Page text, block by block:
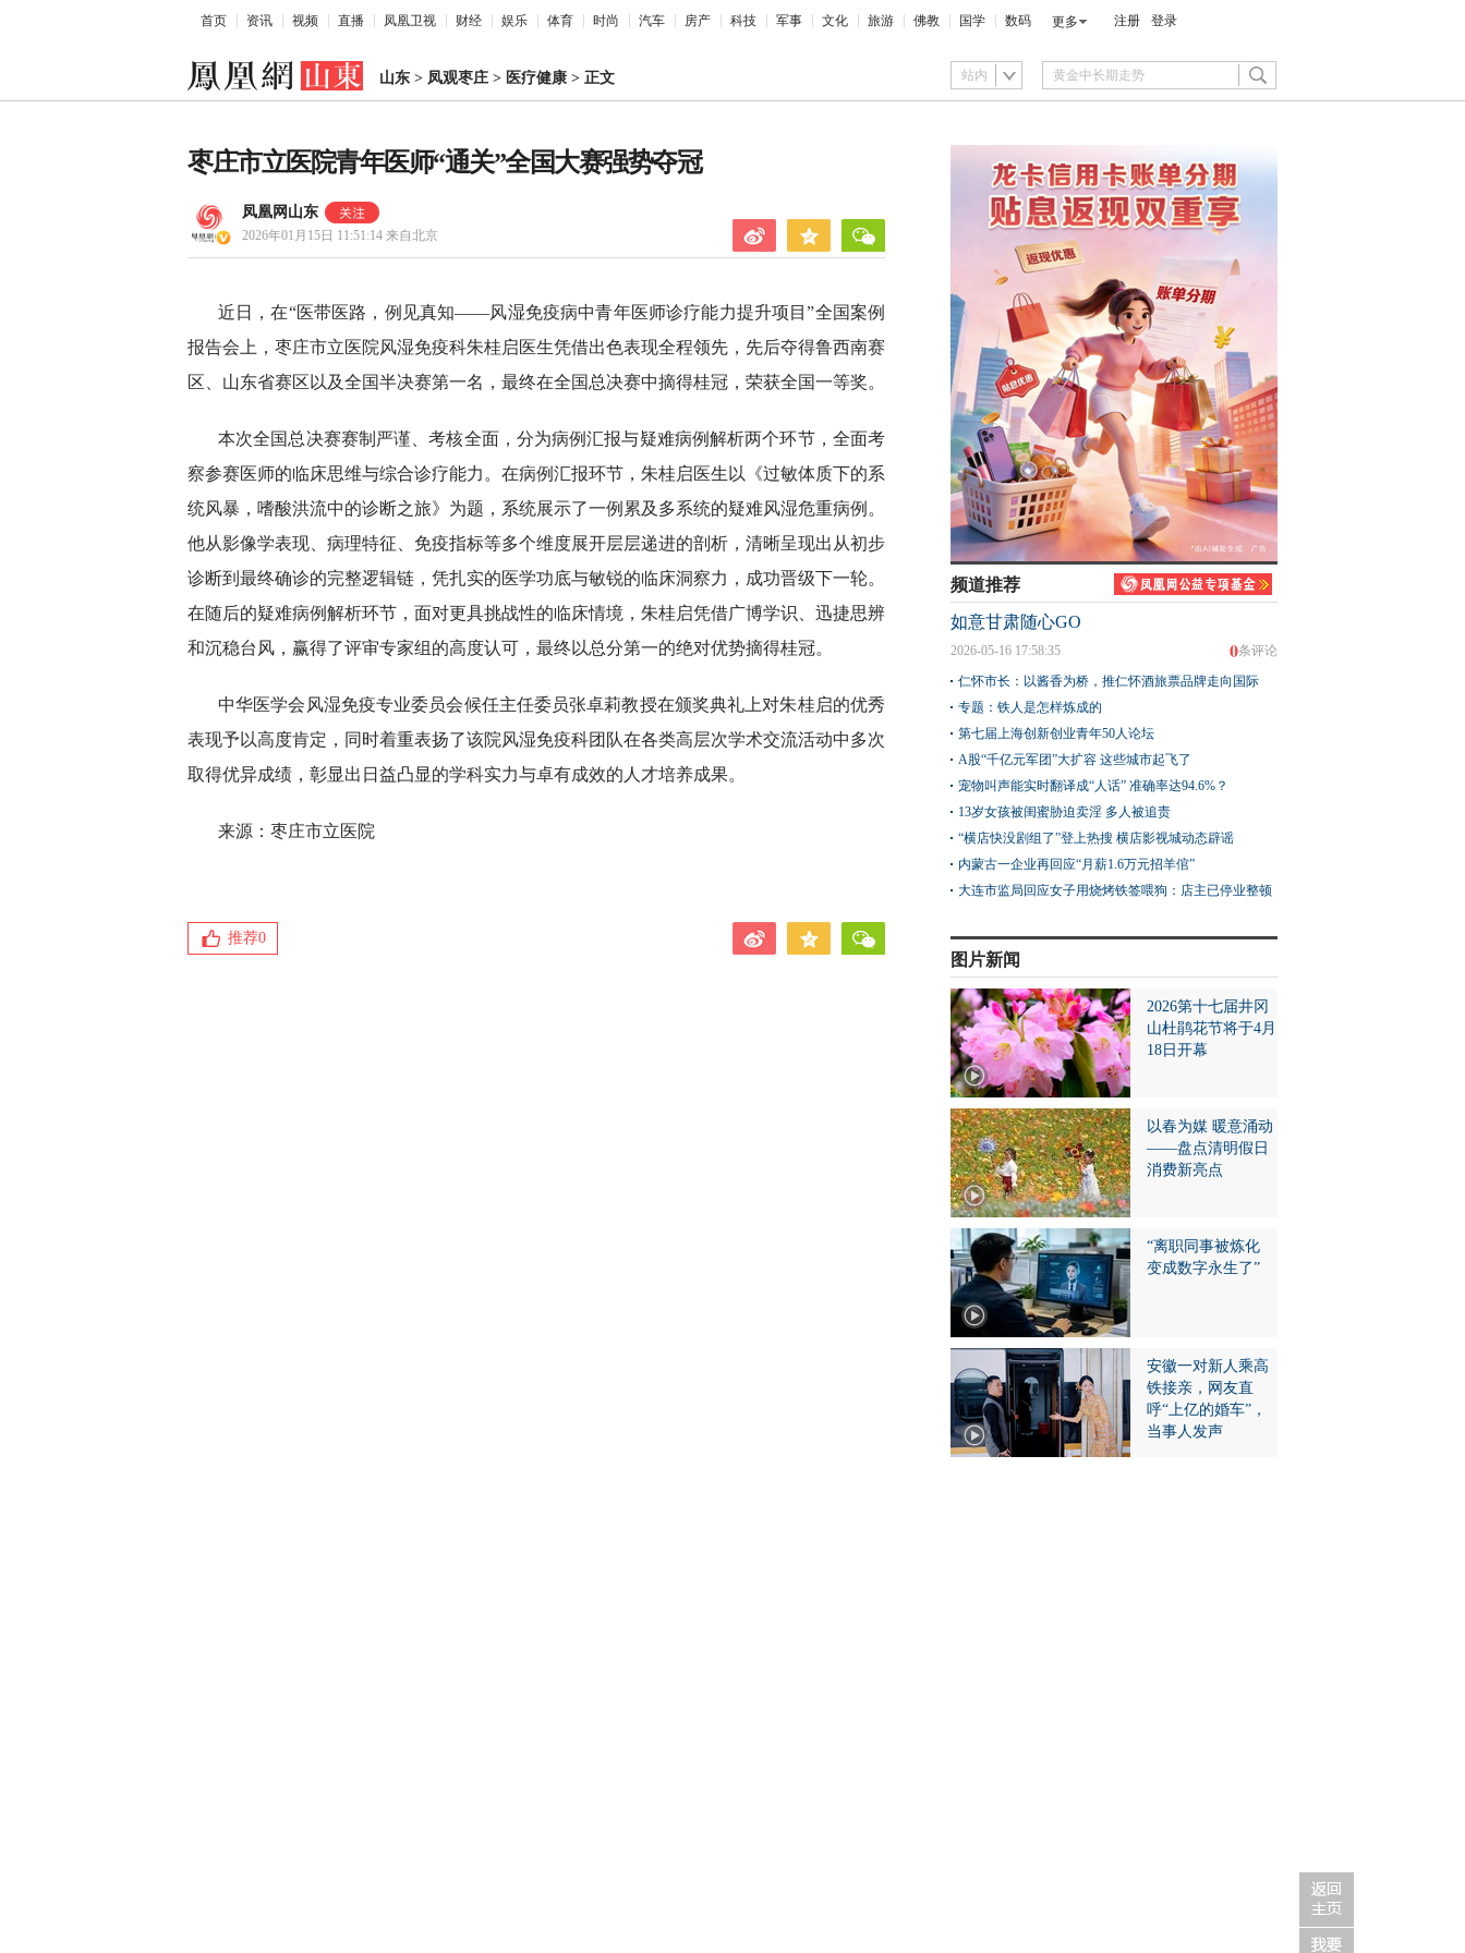
首页 资讯 视频 直播 凤凰卫视 财经 娱乐 体育 时尚 汽车 房产 科技 军事 文化 旅游 佛教 国学 数码 更多 注册 登录
山东 > 凤观枣庄 > 医疗健康 > 正文 站内
枣庄市立医院青年医师“通关”全国大赛强势夺冠
凤凰网山东
2026年01月15日 11:51:14 来自北京
近日，在“医带医路，例见真知——风湿免疫病中青年医师诊疗能力提升项目”全国案例
报告会上，枣庄市立医院风湿免疫科朱桂启医生凭借出色表现全程领先，先后夺得鲁西南赛
区、山东省赛区以及全国半决赛第一名，最终在全国总决赛中摘得桂冠，荣获全国一等奖。
本次全国总决赛赛制严谨、考核全面，分为病例汇报与疑难病例解析两个环节，全面考
察参赛医师的临床思维与综合诊疗能力。在病例汇报环节，朱桂启医生以《过敏体质下的系
统风暴，嗜酸洪流中的诊断之旅》为题，系统展示了一例累及多系统的疑难风湿危重病例。
他从影像学表现、病理特征、免疫指标等多个维度展开层层递进的剖析，清晰呈现出从初步
诊断到最终确诊的完整逻辑链，凭扎实的医学功底与敏锐的临床洞察力，成功晋级下一轮。
在随后的疑难病例解析环节，面对更具挑战性的临床情境，朱桂启凭借广博学识、迅捷思辨
和沉稳台风，赢得了评审专家组的高度认可，最终以总分第一的绝对优势摘得桂冠。
中华医学会风湿免疫专业委员会候任主任委员张卓莉教授在颁奖典礼上对朱桂启的优秀
表现予以高度肯定，同时着重表扬了该院风湿免疫科团队在各类高层次学术交流活动中多次
取得优异成绩，彰显出日益凸显的学科实力与卓有成效的人才培养成果。
来源：枣庄市立医院
推荐0
频道推荐
如意甘肃随心GO
0条评论
2026-05-16 17:58:35
仁怀市长：以酱香为桥，推仁怀酒旅票品牌走向国际
专题：铁人是怎样炼成的
第七届上海创新创业青年50人论坛
A股“千亿元军团”大扩容 这些城市起飞了
宠物叫声能实时翻译成“人话” 准确率达94.6%？
13岁女孩被闺蜜胁迫卖淫 多人被追责
“横店快没剧组了”登上热搜 横店影视城动态辟谣
内蒙古一企业再回应“月薪1.6万元招羊倌”
大连市监局回应女子用烧烤铁签喂狗：店主已停业整顿
图片新闻
2026第十七届井冈
山杜鹃花节将于4月
18日开幕
以春为媒 暖意涌动
——盘点清明假日
消费新亮点
“离职同事被炼化
变成数字永生了”
安徽一对新人乘高
铁接亲，网友直
呼“上亿的婚车”，
当事人发声